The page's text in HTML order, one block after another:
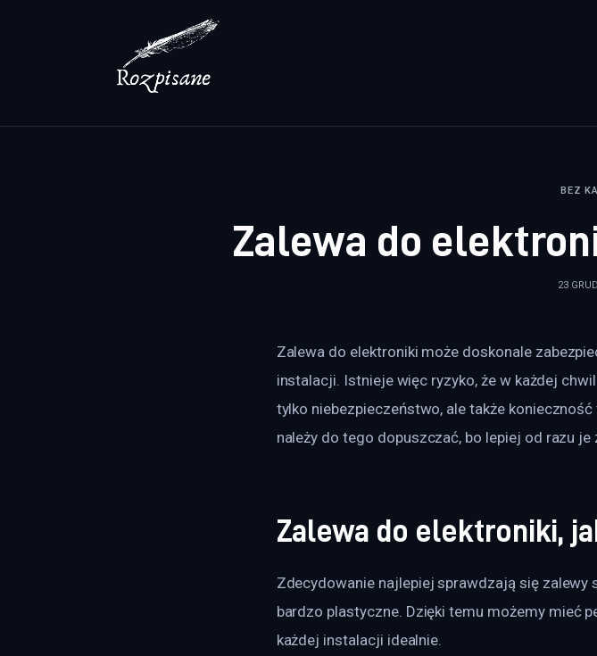
BEZ
Zalewa do
23
Zalewa do elektroniki może doskonale
instalacji. Istnieje więc ryzyko, że w każdej
tylko niebezpieczeństwo, ale także
należy do tego dopuszczać, bo lepiej od razu je
Zalewa do elektroniki,
Zdecydowanie najlepiej sprawdzają się zalewy
bardzo plastyczne. Dzięki temu możemy mieć
każdej instalacji idealnie.